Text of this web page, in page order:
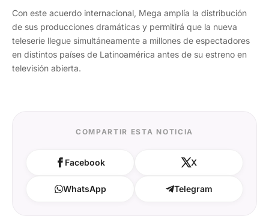
Con este acuerdo internacional, Mega amplía la distribución
de sus producciones dramáticas y permitirá que la nueva
teleserie llegue simultáneamente a millones de espectadores
en distintos países de Latinoamérica antes de su estreno en
televisión abierta.
COMPARTIR ESTA NOTICIA
Facebook X
WhatsApp Telegram